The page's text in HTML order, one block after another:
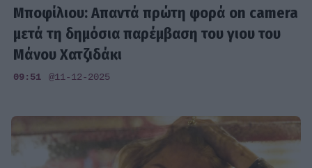
Μποφίλιου: Απαντά πρώτη φορά on camera
μετά τη δημόσια παρέμβαση του γιου του
Μάνου Χατζιδάκι
09:51 @11-12-2025